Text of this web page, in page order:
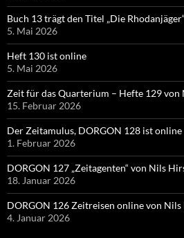
Buch 13 trägt den Titel „Die Rhodanjäger“
5. Mai 2026
Heft 130 ist online
5. Mai 2026
Zeit für das Quarterium – Hefte 129
15. Februar 2026
Der Zeitamulus, DORGON 128 ist online
1. Februar 2026
DORGON 127 „Zeitagenten“ von Nils
18. Januar 2026
DORGON 126 Zeitreisen online von Nils
4. Januar 2026